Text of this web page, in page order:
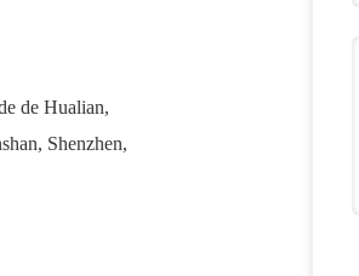
de Hualian,
Shenzhen,